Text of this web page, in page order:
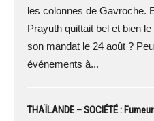
les colonnes de Gavroche.
Prayuth quittait bel et bien
son mandat le 24 août ?
événements à...
THAÏLANDE – SOCIÉTÉ :